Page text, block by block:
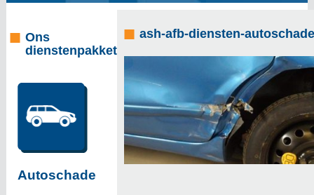
Ons
dienstenpakket
Autoschade
ash-afb-diensten-